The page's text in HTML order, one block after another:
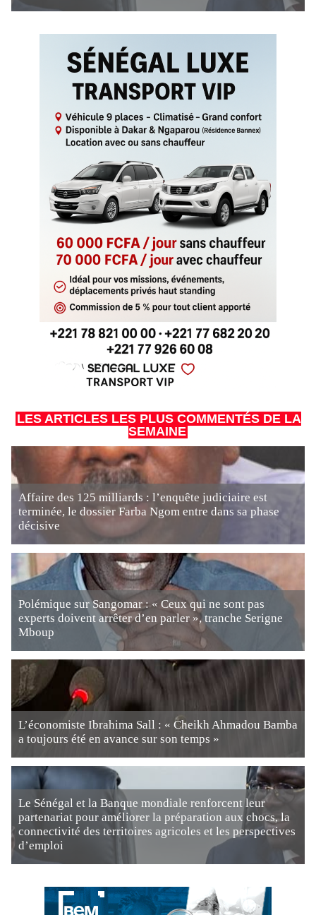
LES ARTICLES LES PLUS COMMENTÉS DE LA
SEMAINE
Affaire des 125 milliards : l’enquête judiciaire est
terminée, le dossier Farba Ngom entre dans sa phase
décisive
Polémique sur Sangomar : « Ceux qui ne sont pas
experts doivent arrêter d’en parler », tranche Serigne
Mboup
L’économiste Ibrahima Sall : « Cheikh Ahmadou Bamba
a toujours été en avance sur son temps »
Le Sénégal et la Banque mondiale renforcent leur
partenariat pour améliorer la préparation aux chocs, la
connectivité des territoires agricoles et les perspectives
d’emploi